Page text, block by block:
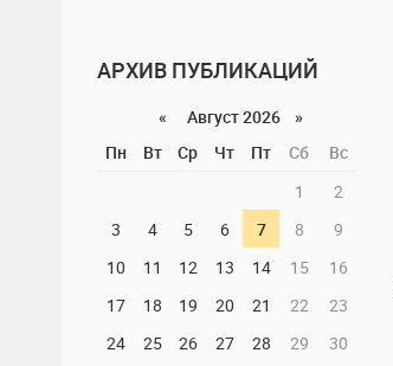
АРХИВ ПУБЛИКАЦИЙ
«
Август 2026 »
Пн
Вт Ср Чт Пт Сб
Вс
1
2
3
4 5 6 7 8
9
10
11 12 13 14 15
16
17
18 19 20 21 22
23
24
25 26 27 28 29
30